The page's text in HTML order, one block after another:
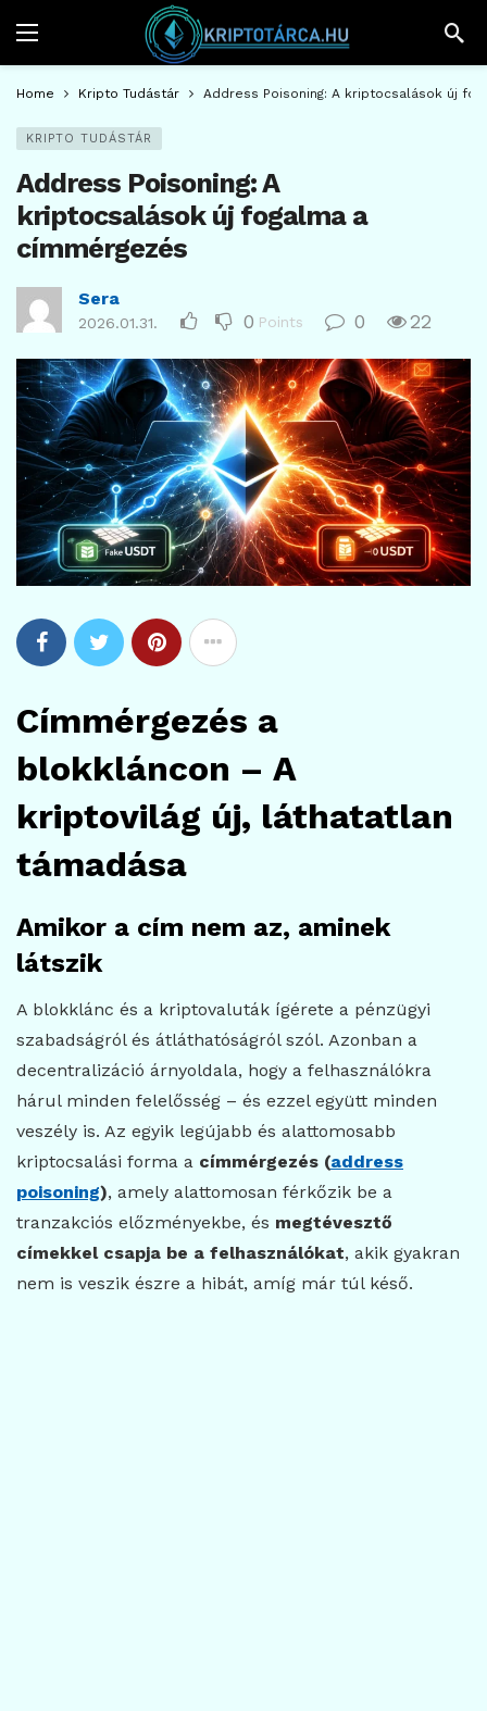
Home Kripto Tudástár Address Poisoning: A kriptocsalások új
KRIPTO TUDÁSTÁR
Address Poisoning: A
kriptocsalások új fogalma a
címmérgezés
Sera
2026.01.31. 0 Points 0 22
Címmérgezés a
blokkláncon – A
kriptovilág új, láthatatlan
támadása
Amikor a cím nem az, aminek
látszik
A blokklánc és a kriptovaluták ígérete a pénzügyi
szabadságról és átláthatóságról szól. Azonban a
decentralizáció árnyoldala, hogy a felhasználókra
hárul minden felelősség – és ezzel együtt minden
veszély is. Az egyik legújabb és alattomosabb
kriptocsalási forma a címmérgezés (address
poisoning), amely alattomosan férkőzik be a
tranzakciós előzményekbe, és megtévesztő
címekkel csapja be a felhasználókat, akik gyakran
nem is veszik észre a hibát, amíg már túl késő.